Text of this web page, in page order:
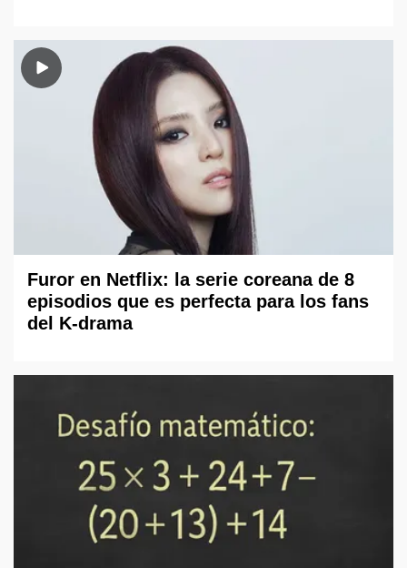
Furor en Netflix: la serie coreana de 8
episodios que es perfecta para los fans
del K-drama